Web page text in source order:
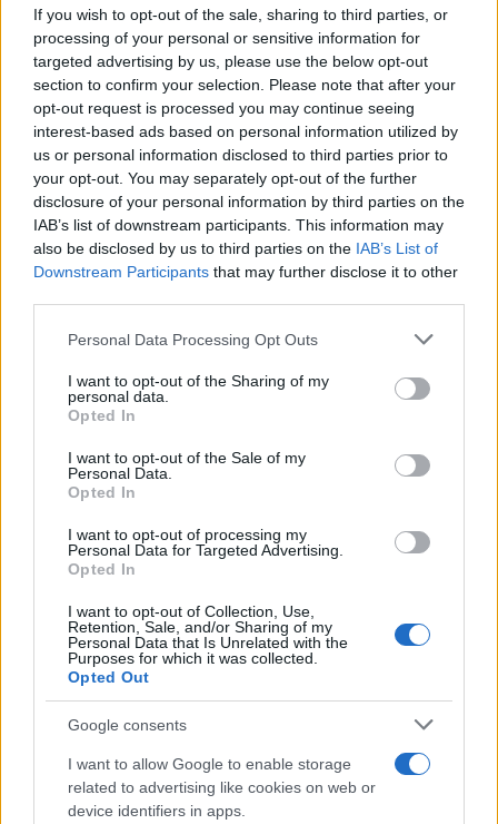
If you wish to opt-out of the sale, sharing to third parties, or
processing of your personal or sensitive information for
targeted advertising by us, please use the below opt-out
section to confirm your selection. Please note that after your
opt-out request is processed you may continue seeing
interest-based ads based on personal information utilized by
us or personal information disclosed to third parties prior to
your opt-out. You may separately opt-out of the further
disclosure of your personal information by third parties on the
IAB’s list of downstream participants. This information may
also be disclosed by us to third parties on the IAB’s List of
Downstream Participants that may further disclose it to other
Please note that this website/app uses one or more Google
not limited to your visit or usage behaviour. You may click to
grant or deny consent to Google and its third-party tags to
use your data for below specified purposes in below Google
consent section.
Personal Data Processing Opt Outs
I want to opt-out of the Sharing of my
personal data.
Opted In
I want to opt-out of the Sale of my
Personal Data.
Opted In
I want to opt-out of processing my
Personal Data for Targeted Advertising.
Opted In
I want to opt-out of Collection, Use,
Retention, Sale, and/or Sharing of my
Personal Data that Is Unrelated with the
Purposes for which it was collected.
Opted Out
Google consents
I want to allow Google to enable storage
related to advertising like cookies on web or
device identifiers in apps.
Inviaci le tue segnalazioni,
i tuoi video e le tue foto
Su WhatsApp al numero +39
345 356 7512
Ricevi le nostre ultime news
da Google News
Condividi l'articolo
F
a
ce
b
o
o
k
T
w
it
te
r
n
te
re
st
h
s
A
p
p
h
re
Prossimo articolo
NOTIZIE RECENTI
Incidente sulla strada provinciale ad Arzachena,
un ferito
Sangue, musica e solidarietà con Avis Olbia al
Delta Center